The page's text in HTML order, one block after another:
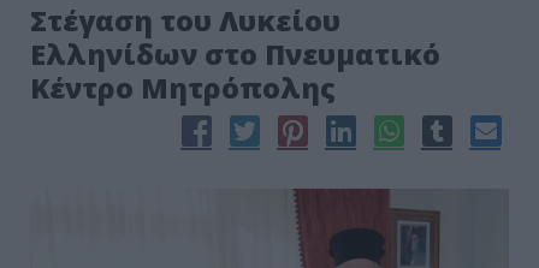
Στέγαση του Λυκείου
Ελληνίδων στο Πνευματικό
Κέντρο Μητρόπολης